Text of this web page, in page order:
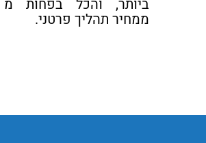
ממחיר תהליך פרטני.